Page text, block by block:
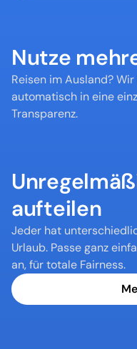
Nutze
Reisen im Ausland?
automatisch in eine
Transparenz.
aufteilen
Jeder hat
Urlaub. Passe ganz
an, für totale Fairness.